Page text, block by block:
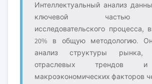
Интеллектуальный анализ
ключевой частью
исследовательского процесса,
20% в общую методологию.
анализ структуры рынка,
отраслевых трендов
макроэкономических факторов